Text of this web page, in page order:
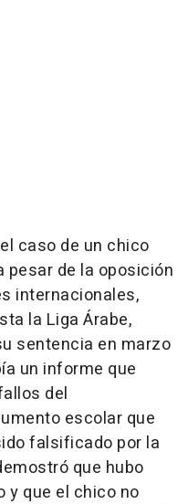
caso de un chico
pesar de la oposición
internacionales,
la Liga Árabe,
sentencia en marzo
un informe que
del
escolar que
falsificado por la
que hubo
y que el chico no